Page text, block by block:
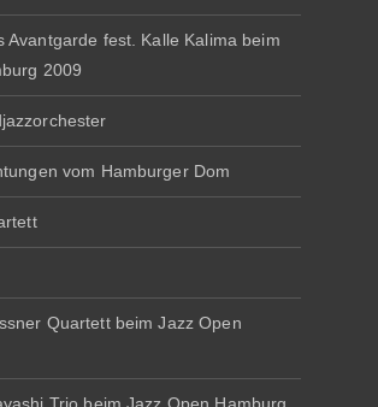
Avantgarde fest. Kalle Kalima beim
2009
vom Hamburger Dom
Quartett beim Jazz Open